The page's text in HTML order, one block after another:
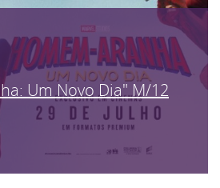
Um Novo Dia" M/12